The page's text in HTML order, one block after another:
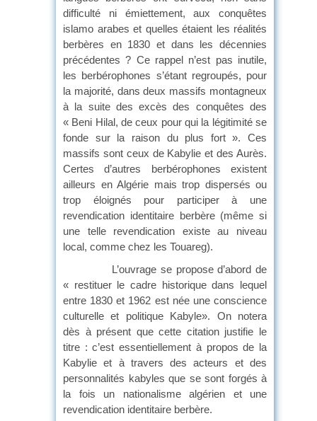
difficulté ni émiettement, aux conquêtes
islamo arabes et quelles étaient les réalités
berbères en 1830 et dans les décennies
précédentes ? Ce rappel n’est pas inutile,
les berbérophones s’étant regroupés, pour
la majorité, dans deux massifs montagneux
à la suite des excès des conquêtes des
« Beni Hilal, de ceux pour qui la légitimité se
fonde sur la raison du plus fort ». Ces
massifs sont ceux de Kabylie et des Aurès.
Certes d’autres berbérophones existent
ailleurs en Algérie mais trop dispersés ou
trop éloignés pour participer à une
revendication identitaire berbère (même si
une telle revendication existe au niveau
local, comme chez les Touareg).
L’ouvrage se propose d’abord de
« restituer le cadre historique dans lequel
entre 1830 et 1962 est née une conscience
culturelle et politique Kabyle». On notera
dès à présent que cette citation justifie le
titre : c’est essentiellement à propos de la
Kabylie et à travers des acteurs et des
personnalités kabyles que se sont forgés à
la fois un nationalisme algérien et une
revendication identitaire berbère.